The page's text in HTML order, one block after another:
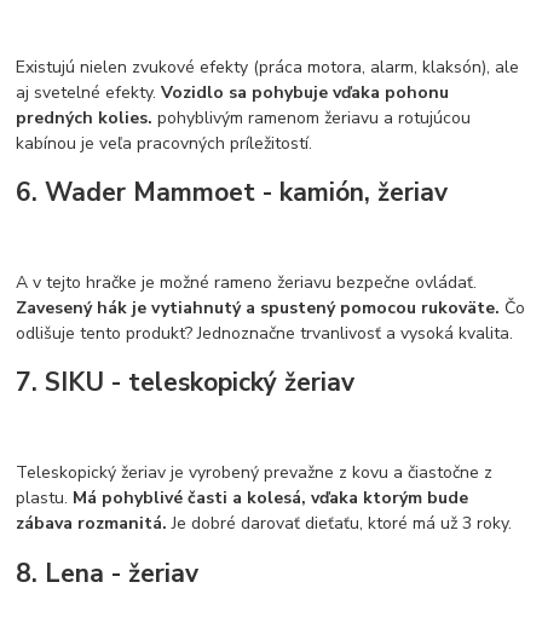
Existujú nielen zvukové efekty (práca motora, alarm, klaksón), ale
aj svetelné efekty.Vozidlo sa pohybuje vďaka pohonu
predných kolies.pohyblivým ramenom žeriavu a rotujúcou
kabínou je veľa pracovných príležitostí.
6. Wader Mammoet - kamión, žeriav
A v tejto hračke je možné rameno žeriavu bezpečne ovládať.
Zavesený hák je vytiahnutý a spustený pomocou rukoväte. Čo
odlišuje tento produkt? Jednoznačne trvanlivosť a vysoká kvalita.
7. SIKU - teleskopický žeriav
Teleskopický žeriav je vyrobený prevažne z kovu a čiastočne z
plastu. Má pohyblivé časti a kolesá, vďaka ktorým bude
zábava rozmanitá.Je dobré darovať dieťaťu, ktoré má už 3 roky.
8. Lena - žeriav